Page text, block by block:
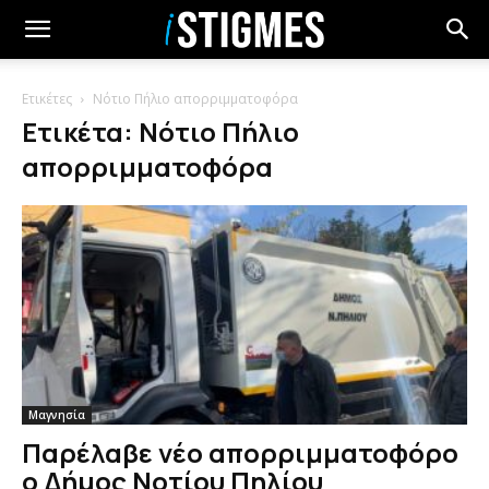
Ετικέτες Νότιο Πήλιο απορριμματοφόρα
Ετικέτα: Νότιο Πήλιο
απορριμματοφόρα
Μαγνησία
Παρέλαβε νέο απορριμματοφόρο
ο Δήμος Νοτίου Πηλίου